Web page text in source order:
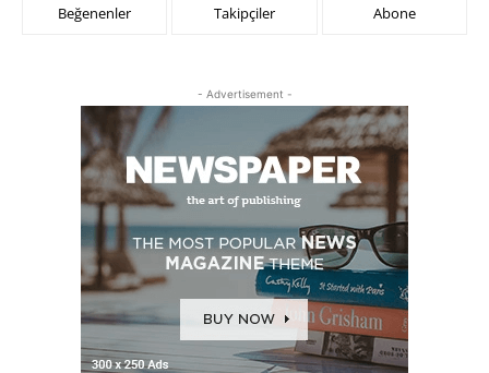
Beğenenler Takipçiler Abone
- Advertisement -